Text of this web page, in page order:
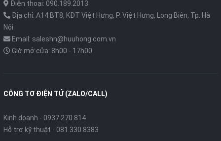
Điện thoại: 090.189.2013
Địa chỉ: A14 BT8, KĐT Việt Hưng, P. Việt Hưng, Long Biên, Tp. Hà
Nội
Email: saleshn@huuhong.com.vn
Giờ mở cửa: 8h00 - 17h00
CÔNG TƠ ĐIỆN TỬ (ZALO/CALL)
Kinh doanh - 0937.270.814
Hỗ trợ kỹ thuật - 081.330.8383